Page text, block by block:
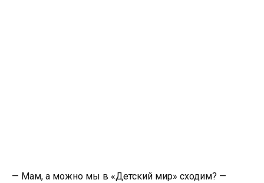
— Мам, а можно мы в «Детский мир» сходим? —